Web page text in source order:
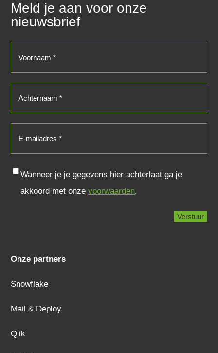
Meld je aan voor onze
nieuwsbrief
Consent
Wanneer je je gegevens hier achterlaat ga je
akkoord met onzevoorwaarden.
Onze partners
Snowflake
Mail & Deploy
Qlik